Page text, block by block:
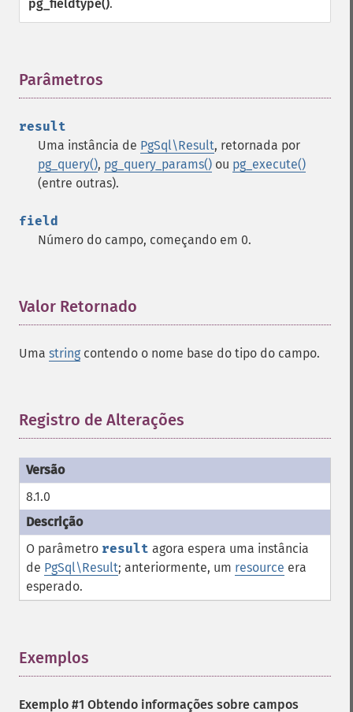
pg_fieldtype().
Parâmetros
result
Uma instância de PgSql\Result, retornada por
pg_query(), pg_query_params() ou pg_execute()
(entre outras).
field
Número do campo, começando em 0.
Valor Retornado
Uma string contendo o nome base do tipo do campo.
Registro de Alterações
8.1.0
O parâmetro result agora espera uma instância
de PgSql\Result; anteriormente, um resource era
esperado.
Exemplos
Exemplo #1 Obtendo informações sobre campos